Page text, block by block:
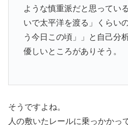
ような慎重派だと思ってい
いで太平洋を渡る」くらい
う今日この頃」」と自己分
優しいところがありそう。
そうですよね。
人の敷いたレールに乗っかかっ